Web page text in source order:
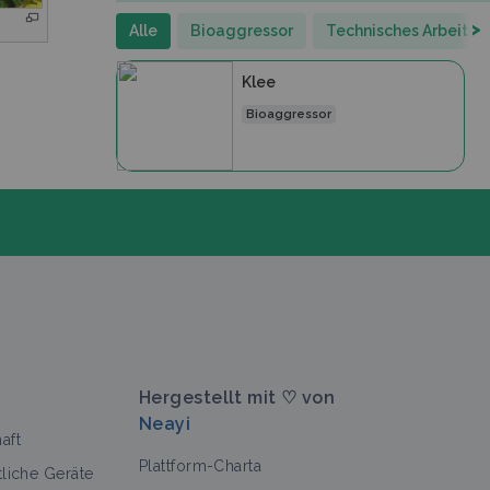
Alle Bioaggressor Technisches >
Klee
Bioaggressor
Geräte
Hergestellt mit ♡ von
Neayi
Plattform-Charta